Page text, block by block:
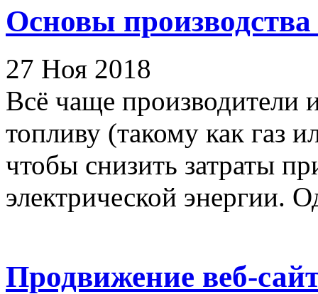
Основы производства
27 Ноя 2018
Всё чаще производители
топливу (такому как газ
чтобы снизить затраты
электрической энергии.
Продвижение веб-